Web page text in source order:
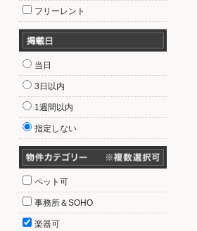
フリーレント
当日
3日以内
1週間以内
指定しない
ペット可
事務所＆SOHO
楽器可